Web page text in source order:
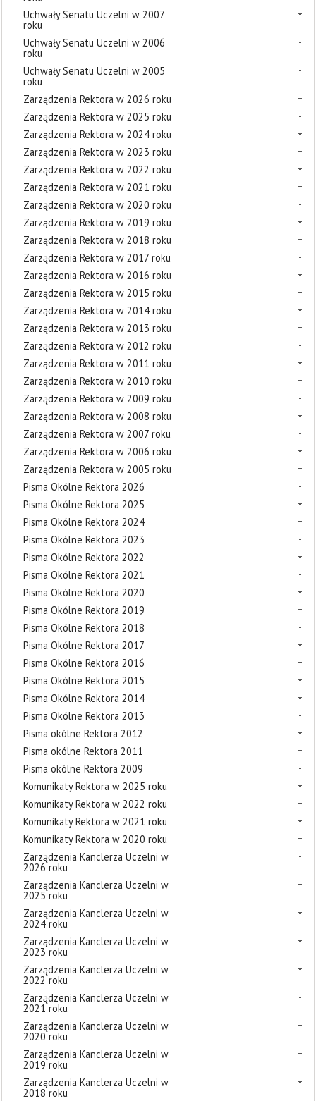
Uchwały Senatu Uczelni w 2007
roku
Uchwały Senatu Uczelni w 2006
roku
Uchwały Senatu Uczelni w 2005
roku
Zarządzenia Rektora w 2026 roku
Zarządzenia Rektora w 2025 roku
Zarządzenia Rektora w 2024 roku
Zarządzenia Rektora w 2023 roku
Zarządzenia Rektora w 2022 roku
Zarządzenia Rektora w 2021 roku
Zarządzenia Rektora w 2020 roku
Zarządzenia Rektora w 2019 roku
Zarządzenia Rektora w 2018 roku
Zarządzenia Rektora w 2017 roku
Zarządzenia Rektora w 2016 roku
Zarządzenia Rektora w 2015 roku
Zarządzenia Rektora w 2014 roku
Zarządzenia Rektora w 2013 roku
Zarządzenia Rektora w 2012 roku
Zarządzenia Rektora w 2011 roku
Zarządzenia Rektora w 2010 roku
Zarządzenia Rektora w 2009 roku
Zarządzenia Rektora w 2008 roku
Zarządzenia Rektora w 2007 roku
Zarządzenia Rektora w 2006 roku
Zarządzenia Rektora w 2005 roku
Pisma Okólne Rektora 2026
Pisma Okólne Rektora 2025
Pisma Okólne Rektora 2024
Pisma Okólne Rektora 2023
Pisma Okólne Rektora 2022
Pisma Okólne Rektora 2021
Pisma Okólne Rektora 2020
Pisma Okólne Rektora 2019
Pisma Okólne Rektora 2018
Pisma Okólne Rektora 2017
Pisma Okólne Rektora 2016
Pisma Okólne Rektora 2015
Pisma Okólne Rektora 2014
Pisma Okólne Rektora 2013
Pisma okólne Rektora 2012
Pisma okólne Rektora 2011
Pisma okólne Rektora 2009
Komunikaty Rektora w 2025 roku
Komunikaty Rektora w 2022 roku
Komunikaty Rektora w 2021 roku
Komunikaty Rektora w 2020 roku
Zarządzenia Kanclerza Uczelni w
2026 roku
Zarządzenia Kanclerza Uczelni w
2025 roku
Zarządzenia Kanclerza Uczelni w
2024 roku
Zarządzenia Kanclerza Uczelni w
2023 roku
Zarządzenia Kanclerza Uczelni w
2022 roku
Zarządzenia Kanclerza Uczelni w
2021 roku
Zarządzenia Kanclerza Uczelni w
2020 roku
Zarządzenia Kanclerza Uczelni w
2019 roku
Zarządzenia Kanclerza Uczelni w
2018 roku